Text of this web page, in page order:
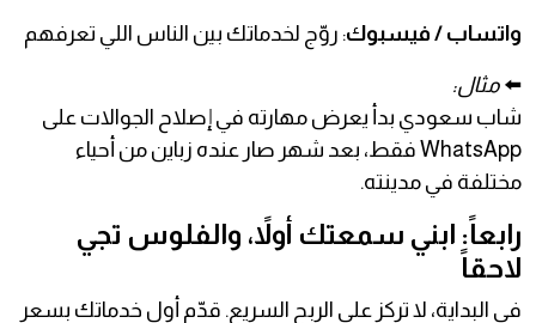
واتساب / فيسبوك: روّج لخدماتك بين الناس اللي تعرفهم
⬅️ مثال:
شاب سعودي بدأ يعرض مهارته في إصلاح الجوالات على
WhatsApp فقط، بعد شهر صار عنده زباين من أحياء
مختلفة في مدينته.
رابعاً: ابني سمعتك أولاً، والفلوس تجي
لاحقاً
في البداية، لا تركز على الربح السريع. قدّم أول خدماتك بسعر